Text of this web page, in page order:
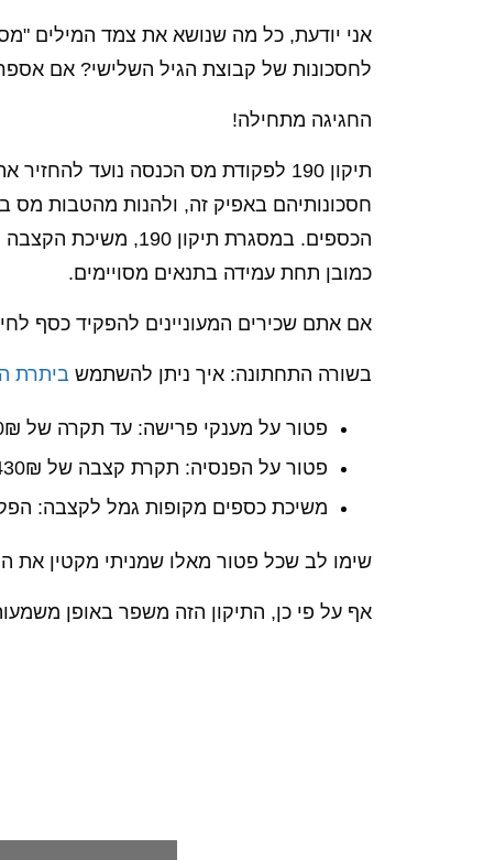
אני יודעת, כל מה שנושא את צמד המילים
לחסכונות של קבוצת הגיל השלישי? אם
החגיגה מתחילה!
תיקון 190 לפקודת מס הכנסה נועד
חסכונותיהם באפיק זה, ולהנות מהטבות מס
הכספים. במסגרת
כמובן תחת עמידה בתנאים מסויימים.
אם אתם שכירים המעוניינים להפקיד כסף לחיסכון פנסיוני ארוך
בשורה התחתונה: איך ניתן להשתמש ביתרת
פטור על מענקי פרישה: עד תקרה של 13,750₪ (2024), כפול שנות העבודה
פטור על הפנסיה: תקרת קצבה של 9,430₪ (2024), כפול שיעור הפטור כיום (52%)
משיכת כספים מקופות גמל לקצבה: הפקדות מה-1
שימו לב שכל פטור מאלו שמניתי מקטין את
אף על פי כן, התיקון הזה משפר באופן